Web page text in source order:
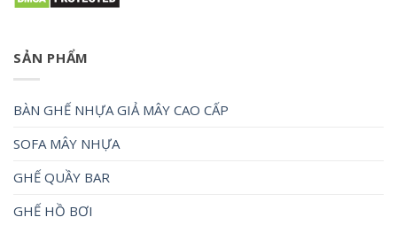
SẢN PHẨM
BÀN GHẾ NHỰA GIẢ MÂY CAO CẤP
SOFA MÂY NHỰA
GHẾ QUẦY BAR
GHẾ HỒ BƠI